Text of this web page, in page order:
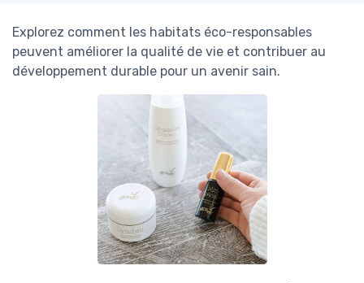
Explorez comment les habitats éco-responsables
peuvent améliorer la qualité de vie et contribuer au
développement durable pour un avenir sain.